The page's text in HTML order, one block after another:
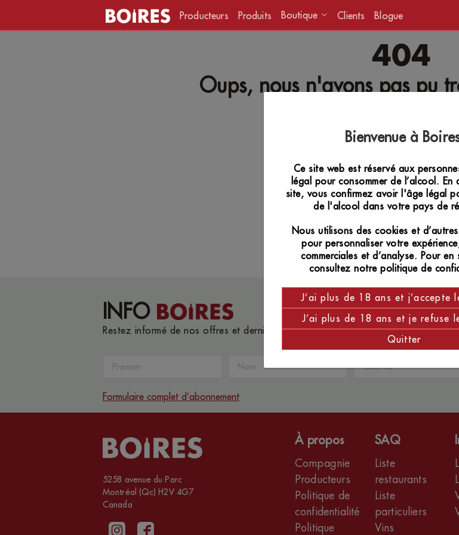
Producteurs Produits Boutique Clients Blogue
404
Oups, nous n'avons pas pu
INFO
Restez informé de nos offres et dernières nouveautés
Formulaire complet d’abonnement
5258 avenue du Parc
Montréal (Qc) H2V 4G7
Canada
À propos
Compagnie
Producteurs
Politique de
confidentialité
Politique
SAQ
Liste
restaurants
Liste
particuliers
Vins
Bienvenue à
Ce site web est réservé aux
légal pour consommer de l’alcool. En
site, vous confirmez avoir l'âge légal
de l'alcool dans votre pays de
Nous utilisons des cookies et
pour personnaliser votre
commerciales et d’analyse. Pour en
consultez notre politique de
J’ai plus de 18 ans et j’accepte
J’ai plus de 18 ans et je refuse
Quitter